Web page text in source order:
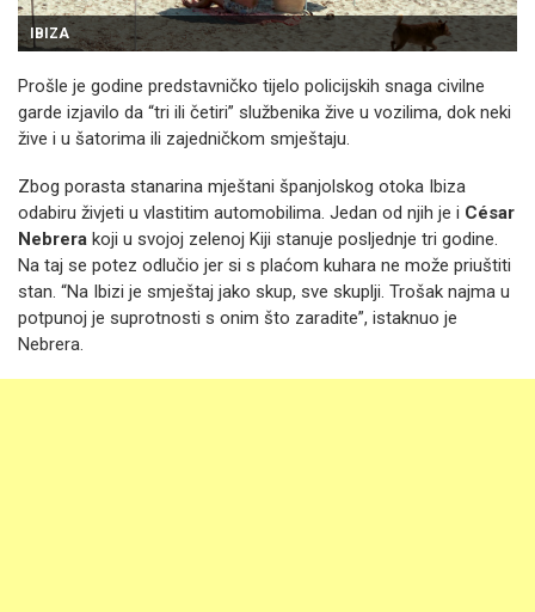
IBIZA
Prošle je godine predstavničko tijelo policijskih snaga civilne
garde izjavilo da “tri ili četiri” službenika žive u vozilima, dok neki
žive i u šatorima ili zajedničkom smještaju.
Zbog porasta stanarina mještani španjolskog otoka Ibiza
odabiru živjeti u vlastitim automobilima. Jedan od njih je i César
Nebrera koji u svojoj zelenoj Kiji stanuje posljednje tri godine.
Na taj se potez odlučio jer si s plaćom kuhara ne može priuštiti
stan. “Na Ibizi je smještaj jako skup, sve skuplji. Trošak najma u
potpunoj je suprotnosti s onim što zaradite”, istaknuo je
Nebrera.